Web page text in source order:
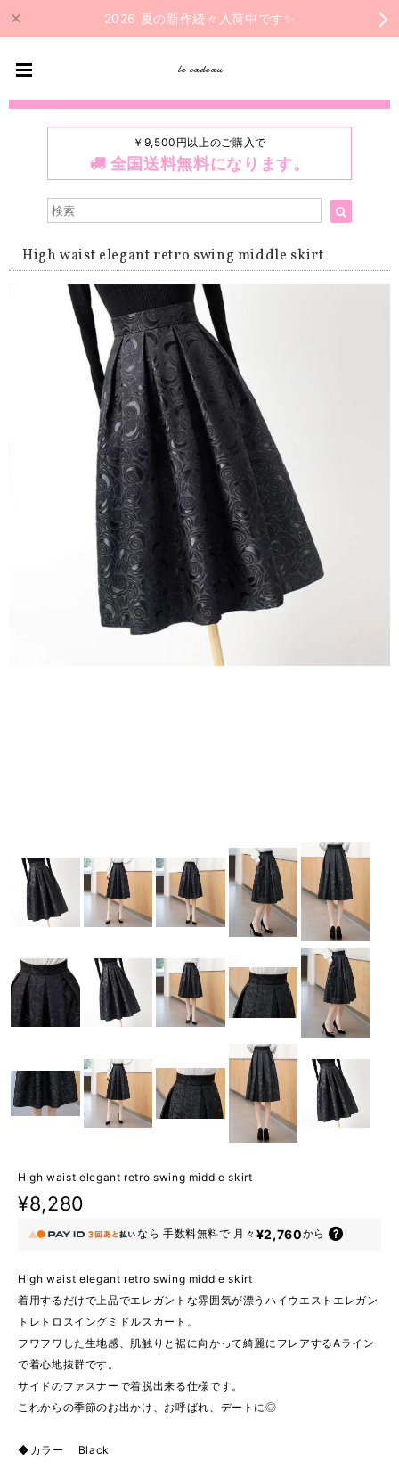
2026 夏の新作続々入荷中です✨
le cadeau
￥9,500円以上のご購入で
全国送料無料になります。
High waist elegant retro swing middle skirt
High waist elegant retro swing middle skirt
¥8,280
なら 手数料無料で 月々 ¥2,760から
High waist elegant retro swing middle skirt
着用するだけで上品でエレガントな雰囲気が漂うハイウエストエレガン
トレトロスイングミドルスカート。
フワフワした生地感、肌触りと裾に向かって綺麗にフレアするAライン
で着心地抜群です。
サイドのファスナーで着脱出来る仕様です。
これからの季節のお出かけ、お呼ばれ、デートに◎
◆カラー Black